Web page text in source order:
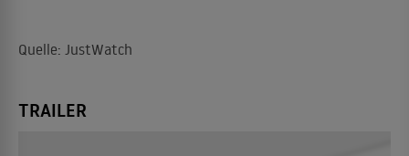
Quelle: JustWatch
TRAILER